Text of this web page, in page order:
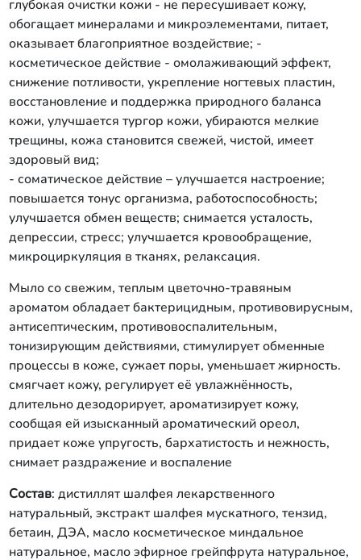
глубокая очистки кожи - не пересушивает кожу,
обогащает минералами и микроэлементами, питает,
оказывает благоприятное воздействие; -
косметическое действие - омолаживающий эффект,
снижение потливости, укрепление ногтевых пластин,
восстановление и поддержка природного баланса
кожи, улучшается тургор кожи, убираются мелкие
трещины, кожа становится свежей, чистой, имеет
здоровый вид;
- соматическое действие – улучшается настроение;
повышается тонус организма, работоспособность;
улучшается обмен веществ; снимается усталость,
депрессии, стресс; улучшается кровообращение,
микроциркуляция в тканях, релаксация.
Мыло со свежим, теплым цветочно-травяным
ароматом обладает бактерицидным, противовирусным,
антисептическим, противовоспалительным,
тонизирующим действиями, стимулирует обменные
процессы в коже, сужает поры, уменьшает жирность.
смягчает кожу, регулирует её увлажнённость,
длительно дезодорирует, ароматизирует кожу,
сообщая ей изысканный ароматический ореол,
придает коже упругость, бархатистость и нежность,
снимает раздражение и воспаление
Состав: дистиллят шалфея лекарственного
натуральный, экстракт шалфея мускатного, тензид,
бетаин, ДЭА, масло косметическое миндальное
натуральное, масло эфирное грейпфрута натуральное,